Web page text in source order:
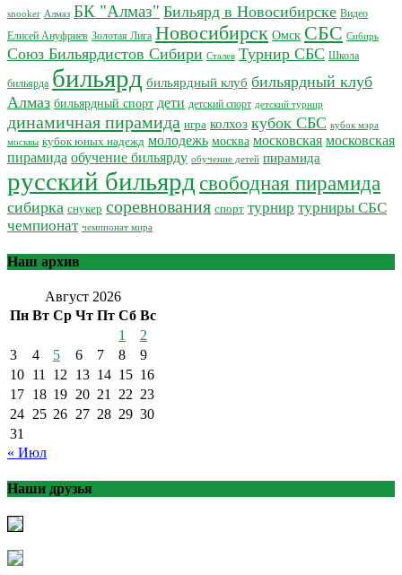
snooker Алмаз БК "Алмаз" Бильярд в Новосибирске Видео
Елисей Ануфриев Золотая Лига Новосибирск Омск СБС Сибирь
Союз Бильярдистов Сибири Сталев Турнир СБС Школа
бильярда бильярд бильярдный клуб бильярдный клуб
Алмаз бильярдный спорт дети детский спорт детский турнир
динамичная пирамида игра колхоз кубок СБС кубок мэра
москвы кубок юных надежд молодежь москва московская московская
пирамида обучение бильярду обучение детей пирамида
русский бильярдсвободная пирамида
сибирка снукер соревнования спорт турнир турниры СБС
чемпионат чемпионат мира
Наш архив
Август 2026
Пн Вт Ср Чт Пт Сб Вс
1
2
3
4 5 6 7 8
9
10 11 12 13 14 15 16
17 18 19 20 21 22 23
24 25 26 27 28 29 30
31
« Июл
Наши друзья